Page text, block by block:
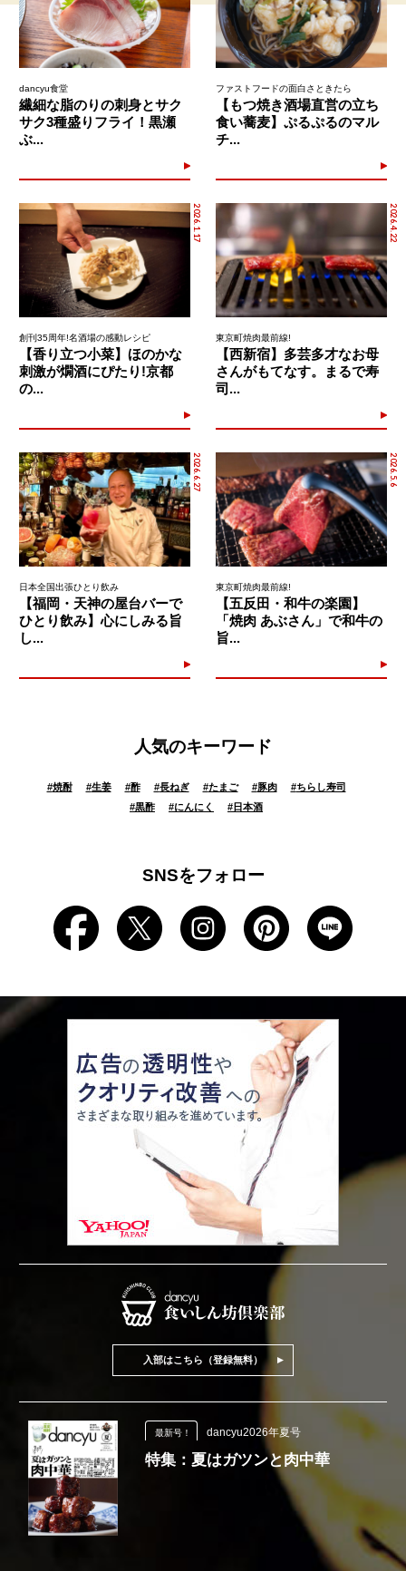
dancyu食堂
繊細な脂のりの刺身とサク
サク3種盛りフライ！黒瀬
ぶ...
ファストフードの面白さときたら
【もつ焼き酒場直営の立ち
食い蕎麦】ぷるぷるのマル
チ...
2026.1.17
創刊35周年!名酒場の感動レシピ
【香り立つ小菜】ほのかな
刺激が燗酒にぴたり!京都
の...
2026.4.22
東京町焼肉最前線!
【西新宿】多芸多才なお母
さんがもてなす。まるで寿
司...
2026.6.27
日本全国出張ひとり飲み
【福岡・天神の屋台バーで
ひとり飲み】心にしみる旨
し...
2026.5.6
東京町焼肉最前線!
【五反田・和牛の楽園】
「焼肉 あぶさん」で和牛の
旨...
人気のキーワード
#焼酎 #生姜 #酢 #長ねぎ #たまご #豚肉 #ちらし寿司
#黒酢 #にんにく # 日本酒
SNSをフォロー
入部はこちら（登録無料）
最新号！ dancyu2026年夏号
特集：夏はガツンと肉中華